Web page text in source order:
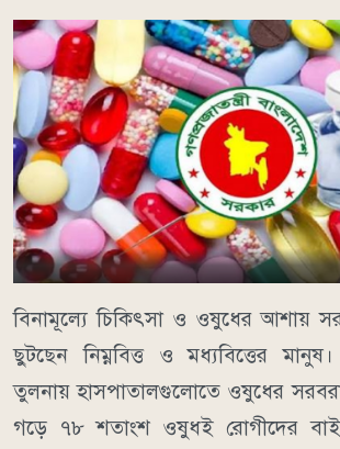
বিনামূল্যে চিকিৎসা ও ওষুধের আশায়
ছুটছেন নিম্নবিত্ত ও মধ্যবিত্তের
তুলনায় হাসপাতালগুলোতে ওষুধের
গড়ে ৭৮ শতাংশ ওষুধই রোগীদের